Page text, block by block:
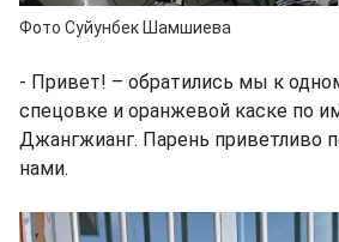
Фото Суйунбек Шамшиева
- Привет! – обратились мы к
спецовке и оранжевой каске по
Джангжианг. Парень приветливо
нами.